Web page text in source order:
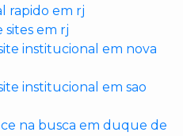
rapido em rj
sites em rj
institucional em nova
institucional em sao
na busca em duque de